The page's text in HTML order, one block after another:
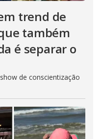
trend de
também
é separar o
de conscientização